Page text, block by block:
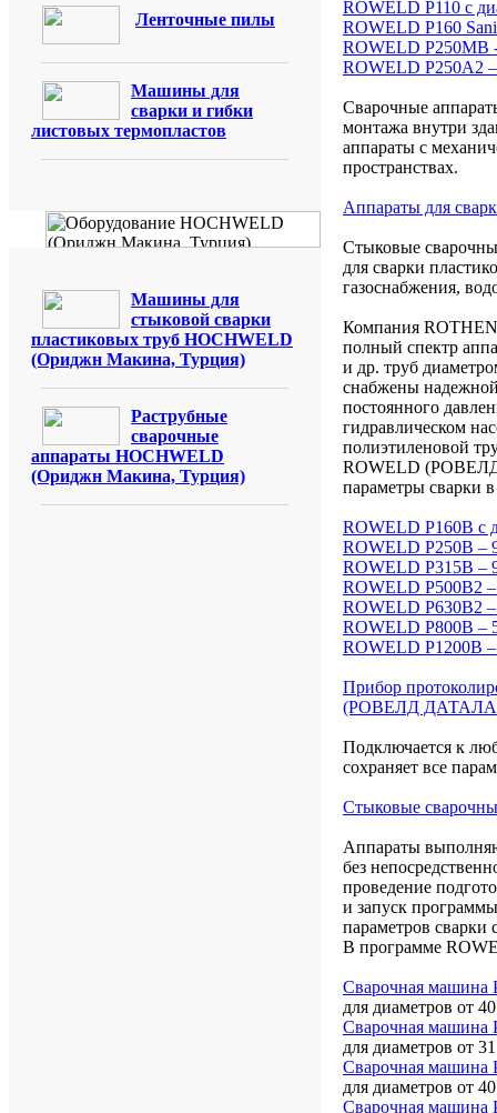
Ленточные пилы
Машины для
сварки и гибки
листовых термопластов
Машины для
стыковой сварки
пластиковых труб HOCHWELD
(Ориджн Макина, Турция)
Раструбные
сварочные
аппараты HOCHWELD
(Ориджн Макина, Турция)
ROWELD Р110 с
ROWELD Р160
ROWELD Р250МВ
ROWELD Р250А2
Сварочные
монтажа внутри
аппараты с
пространствах.
Аппараты для
Стыковые
для сварки
газоснабжения,
Компания
полный спектр
и др. труб
снабжены надежной
постоянного
гидравлическом
полиэтиленовой
ROWELD
параметры сварки
ROWELD Р160В с
ROWELD Р250В –
ROWELD Р315В –
ROWELD Р500В2
ROWELD Р630В2
ROWELD Р800В –
ROWELD Р1200В
Прибор
(РОВЕЛД
Подключается к
сохраняет все
Стыковые
Аппараты
без
проведение
и запуск
параметров сварки
В программе
Сварочная
для диаметров от
Сварочная
для диаметров от
Сварочная
для диаметров от
Сварочная